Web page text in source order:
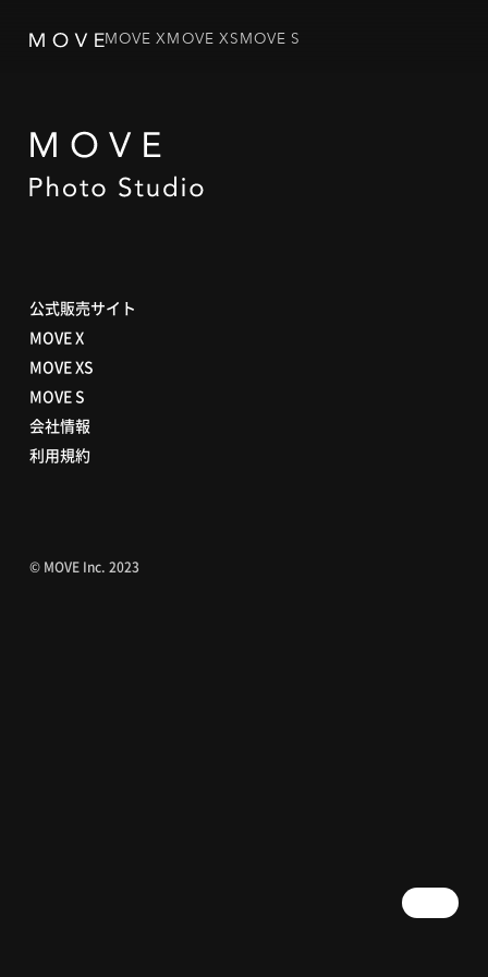
MOVE XMOVE XSMOVE S
公式販売サイト
MOVE X
MOVE XS
MOVE S
会社情報
利用規約
© MOVE Inc. 2023